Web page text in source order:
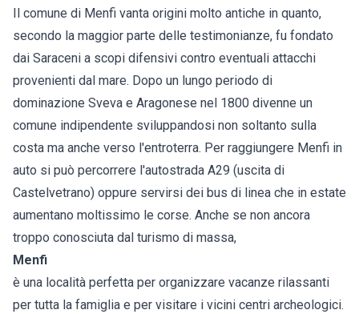
Il comune di Menfi vanta origini molto antiche in quanto,
secondo la maggior parte delle testimonianze, fu fondato
dai Saraceni a scopi difensivi contro eventuali attacchi
provenienti dal mare. Dopo un lungo periodo di
dominazione Sveva e Aragonese nel 1800 divenne un
comune indipendente sviluppandosi non soltanto sulla
costa ma anche verso l'entroterra. Per raggiungere Menfi in
auto si può percorrere l'autostrada A29 (uscita di
Castelvetrano) oppure servirsi dei bus di linea che in estate
aumentano moltissimo le corse. Anche se non ancora
troppo conosciuta dal turismo di massa,
Menfi
è una località perfetta per organizzare vacanze rilassanti
per tutta la famiglia e per visitare i vicini centri archeologici.